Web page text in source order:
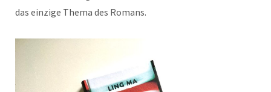
das einzige Thema des Romans.